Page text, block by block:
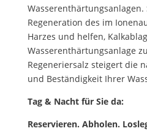
Regeneration des im
Harzes und helfen,
Wasserenthärtungsanlage
Regeneriersalz steigert die
und Beständigkeit Ihrer
Tag & Nacht für Sie da:
Reservieren. Abholen.